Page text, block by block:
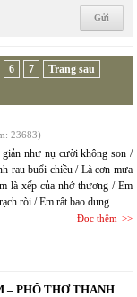
6 7
Trang sau
23683)
như nụ cười không son /
rau buổi chiều / Là cơn mưa
là xếp của nhớ thương / Em
ròi / Em rất bao dung
Đọc thêm
– PHỔ THƠ THANH